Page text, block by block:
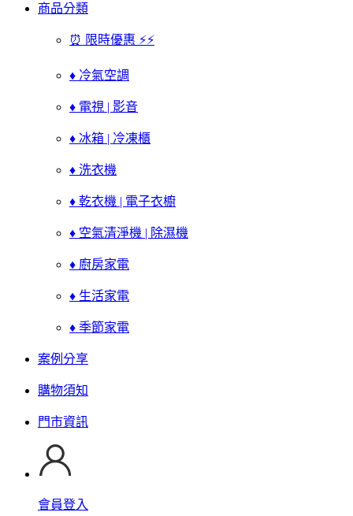
商品分類
⏰ 限時優惠 ⚡⚡
♦ 冷氣空調
♦ 電視 | 影音
♦ 冰箱 | 冷凍櫃
♦ 洗衣機
♦ 乾衣機 | 電子衣櫥
♦ 空氣清淨機 | 除濕機
♦ 廚房家電
♦ 生活家電
♦ 季節家電
案例分享
購物須知
門市資訊
會員登入